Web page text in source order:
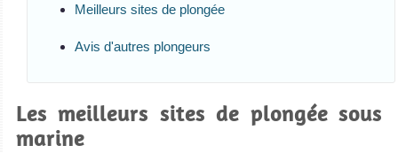
Meilleurs sites de plongée
Avis d'autres plongeurs
Les meilleurs sites de plongée sous
marine